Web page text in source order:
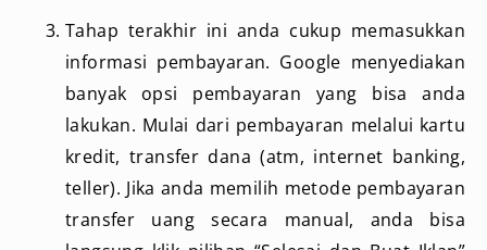
Tahap terakhir ini anda cukup memasukkan
informasi pembayaran. Google menyediakan
banyak opsi pembayaran yang bisa anda
lakukan. Mulai dari pembayaran melalui kartu
kredit, transfer dana (atm, internet banking,
teller). Jika anda memilih metode pembayaran
transfer uang secara manual, anda bisa